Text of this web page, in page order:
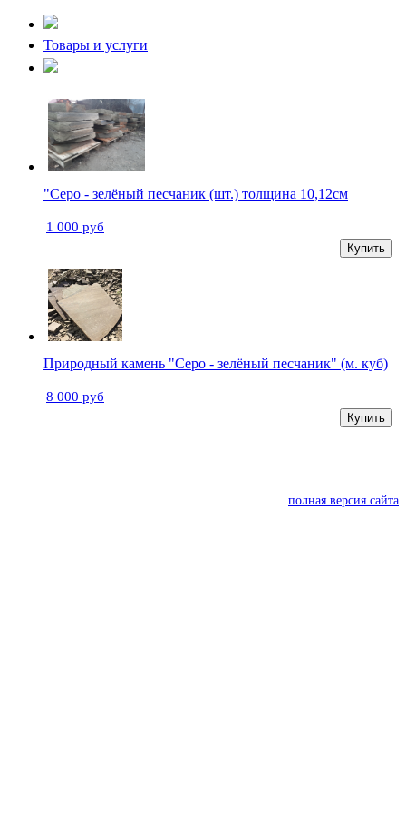
Товары и услуги
"Серо - зелёный песчаник (шт.) толщина 10,12см
1 000 руб
Купить
Природный камень "Серо - зелёный песчаник" (м. куб)
8 000 руб
Купить
полная версия сайта